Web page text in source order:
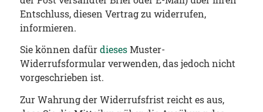
Entschluss, diesen Vertrag zu widerrufen,
informieren.
Sie können dafürdiesesMuster-
Widerrufsformular verwenden, das jedoch nicht
vorgeschrieben ist.
Zur Wahrung der Widerrufsfrist reicht es aus,